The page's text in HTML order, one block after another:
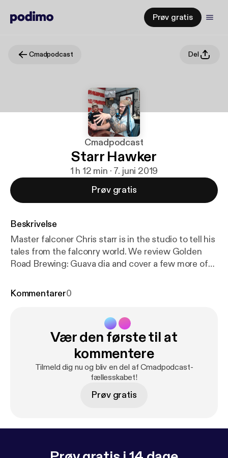
Prøv gratis
Cmadpodcast Del
Cmadpodcast
Starr Hawker
1 h 12 min · 7. juni 2019
Prøv gratis
Beskrivelse
Master falconer Chris starr is in the studio to tell his
tales from the falconry world. We review Golden
Road Brewing: Guava dia and cover a few more of
ttps://anchor.fm/chance-and-mark/support
Kommentarer0
Vær den første til at
kommentere
Tilmeld dig nu og bliv en del af Cmadpodcast-
fællesskabet!
Prøv gratis